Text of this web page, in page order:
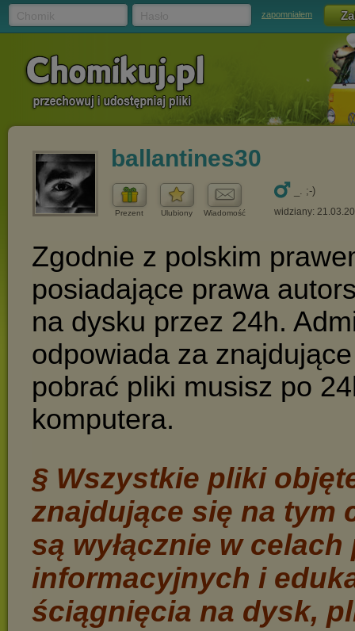
zapomniałem
ballantines30
Prezent Ulubiony Wiadomość
_. ;-)
widziany: